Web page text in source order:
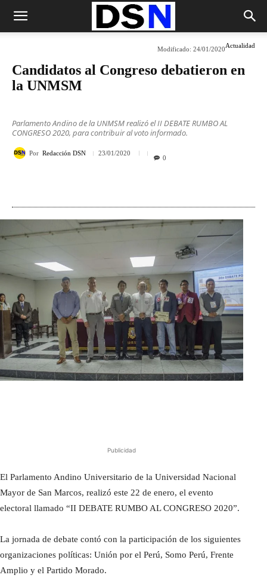
Actualidad
Modificado: 24/01/2020
Candidatos al Congreso debatieron en
la UNMSM
Parlamento Andino de la UNMSM realizó el II DEBATE RUMBO AL
CONGRESO 2020, para contribuir al voto informado.
Por Redacción DSN 23/01/2020
0
Publicidad
El Parlamento Andino Universitario de la Universidad Nacional
Mayor de San Marcos, realizó este 22 de enero, el evento
electoral llamado “II DEBATE RUMBO AL CONGRESO 2020”.
La jornada de debate contó con la participación de los siguientes
organizaciones políticas: Unión por el Perú, Somo Perú, Frente
Amplio y el Partido Morado.